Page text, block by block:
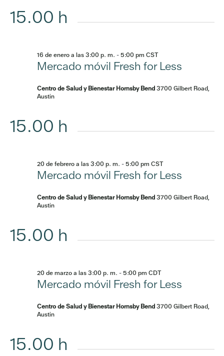
15.00 h
Mercado móvil Fresh for Less
16 de enero a las 3:00 p. m. -5:00 pm CST
Centro de Salud y Bienestar Hornsby Bend3700 Gilbert Road,
Austin
15.00 h
Mercado móvil Fresh for Less
20 de febrero a las 3:00 p. m. -5:00 pm CST
Centro de Salud y Bienestar Hornsby Bend3700 Gilbert Road,
Austin
15.00 h
Mercado móvil Fresh for Less
20 de marzo a las 3:00 p. m. -5:00 pm CDT
Centro de Salud y Bienestar Hornsby Bend3700 Gilbert Road,
Austin
15.00 h